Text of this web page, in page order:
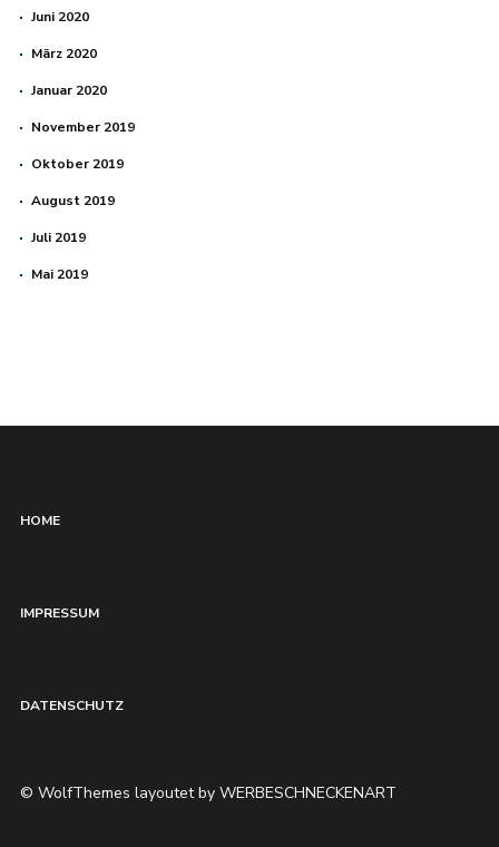
Juni 2020
März 2020
Januar 2020
November 2019
Oktober 2019
August 2019
Juli 2019
Mai 2019
HOME
IMPRESSUM
DATENSCHUTZ
© WolfThemes layoutet by WERBESCHNECKENART